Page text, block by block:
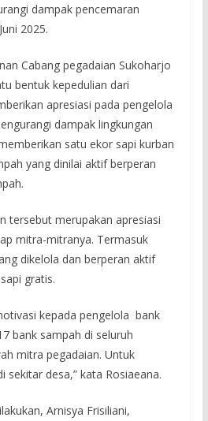
dampak pencemaran
2025.
Cabang pegadaian Sukoharjo
bentuk kepedulian dari
apresiasi pada pengelola
dampak lingkungan
satu ekor sapi kurban
yang dinilai aktif berperan
tersebut merupakan apresiasi
mitra-mitranya. Termasuk
dikelola dan berperan aktif
gratis.
kepada pengelola bank
bank sampah di seluruh
mitra pegadaian. Untuk
sekitar desa,” kata Rosiaeana.
Arnisya Frisiliani,